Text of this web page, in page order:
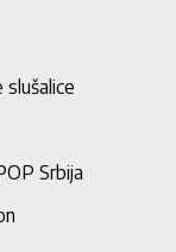
slušalice
Srbija